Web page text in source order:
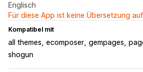
Englisch
Für diese App ist keine Übersetzung
Kompatibel mit
all themes ecomposer gempages
shogun